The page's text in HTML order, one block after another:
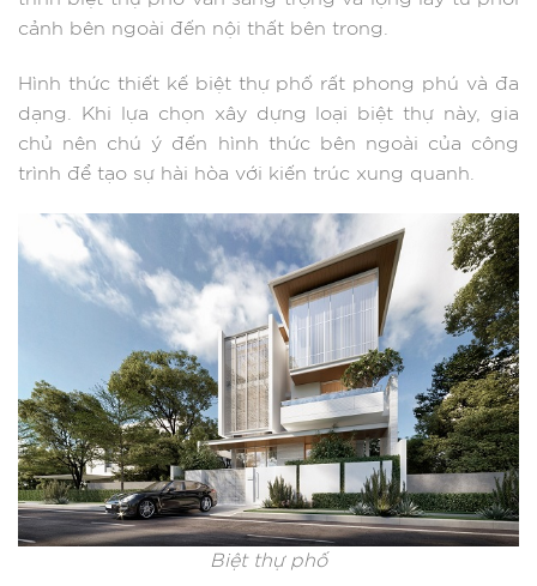
cảnh bên ngoài đến nội thất bên trong.
Hình thức thiết kế biệt thự phố rất phong phú và đa
dạng. Khi lựa chọn xây dựng loại biệt thự này, gia
chủ nên chú ý đến hình thức bên ngoài của công
trình để tạo sự hài hòa với kiến trúc xung quanh.
Biệt thự phố